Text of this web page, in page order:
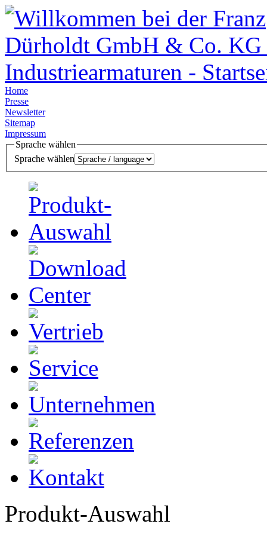
Home
Presse
Newsletter
Sitemap
Impressum
Sprache wählen
Sprache wählen
Produkt-Auswahl